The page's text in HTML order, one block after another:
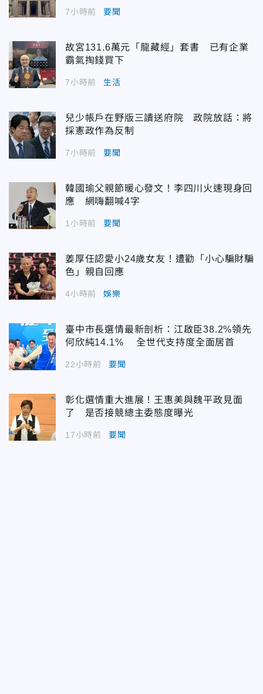
7小時前 要聞
故宮131.6萬元「龍藏經」套書 已有企業
霸氣掏錢買下
7小時前 生活
兒少帳戶在野版三讀送府院 政院放話：將
採憲政作為反制
7小時前 要聞
韓國瑜父親節暖心發文！李四川火速現身回
應 網嗨翻喊4字
1小時前 要聞
姜厚任認愛小24歲女友！遭勸「小心騙財騙
色」親自回應
4小時前 娛樂
臺中市長選情最新剖析：江啟臣38.2%領先
何欣純14.1% 全世代支持度全面居首
22小時前 要聞
彰化選情重大進展！王惠美與魏平政見面
了 是否接競總主委態度曝光
17小時前 要聞